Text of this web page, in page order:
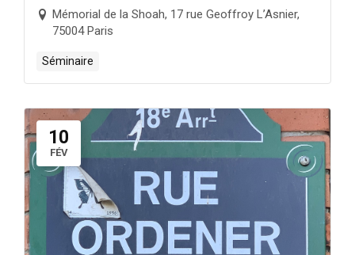
Mémorial de la Shoah, 17 rue Geoffroy L’Asnier,
75004 Paris
Séminaire
10
FÉV